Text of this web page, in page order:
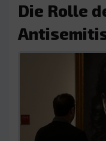
Die Rolle